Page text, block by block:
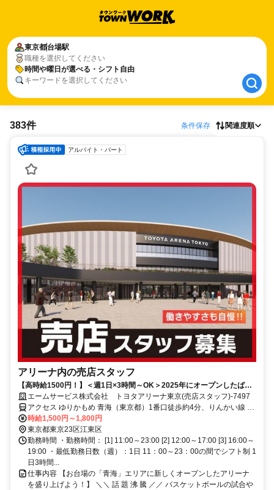
東京都台場駅
職種を選択してください
時間や曜日が選べる・シフト自由
キーワードを選択してください
東京都台場駅
時間や曜日が選べる・シフト自由
383件 条件保存 関連度順
アルバイト・パート
アリーナ内の売店スタッフ
【高時給1500円！】＜週1日×3時間～OK＞2025年にオープンしたばか
り！未経験者も大歓迎！
エームサービス株式会社 トヨタアリーナ東京(売店スタッフ)-7497
アクセス ゆりかもめ 青海（東京都）1番口徒歩約4分、りんかい線 東
京テレポートA口徒歩約8分、ゆりかもめ 東京ビッグサイト（ゆりか
もめ）1番口徒歩約12分
時給1,500円～1,800円
東京都東京23区江東区
勤務時間 ・勤務時間： [1] 11:00～23:00 [2] 12:00～17:00 [3] 16:00～
19:00 ・最低勤務日数（週）：1日 11：00～23：00の間でシフト制 1
日3時間...
仕事内容 【お台場の「青海」エリアに新しくオープンしたアリーナ
を盛り上げよう！】 ＼＼ 話 題 沸 騰 ／／ バスケットボールの試合や